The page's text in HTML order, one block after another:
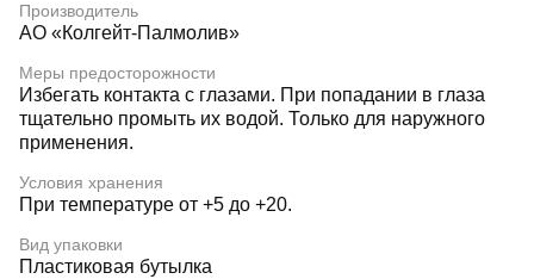
Производитель
АО «Колгейт-Палмолив»
Меры предосторожности
Избегать контакта с глазами. При попадании в глаза
тщательно промыть их водой. Только для наружного
применения.
Условия хранения
При температуре от +5 до +20.
Вид упаковки
Пластиковая бутылка